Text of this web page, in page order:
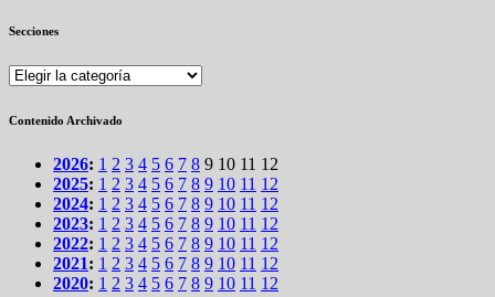
Secciones
Secciones
Contenido Archivado
2026: 1 2 3 4 5 6 7 8 9 10 11 12
2025: 1 2 3 4 5 6 7 8 9 10 11 12
2024: 1 2 3 4 5 6 7 8 9 10 11 12
2023: 1 2 3 4 5 6 7 8 9 10 11 12
2022: 1 2 3 4 5 6 7 8 9 10 11 12
2021: 1 2 3 4 5 6 7 8 9 10 11 12
2020: 1 2 3 4 5 6 7 8 9 10 11 12